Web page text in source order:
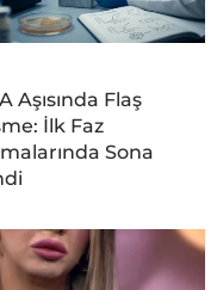
Aşısında Flaş
İlk Faz
Sona